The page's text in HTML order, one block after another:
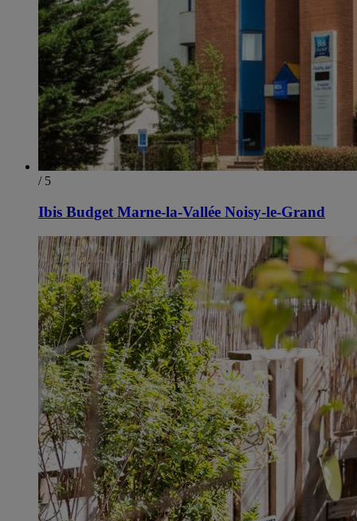
/ 5
Ibis Budget Marne-la-Vallée Noisy-le-Grand